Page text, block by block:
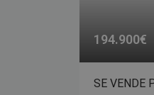
194.900€